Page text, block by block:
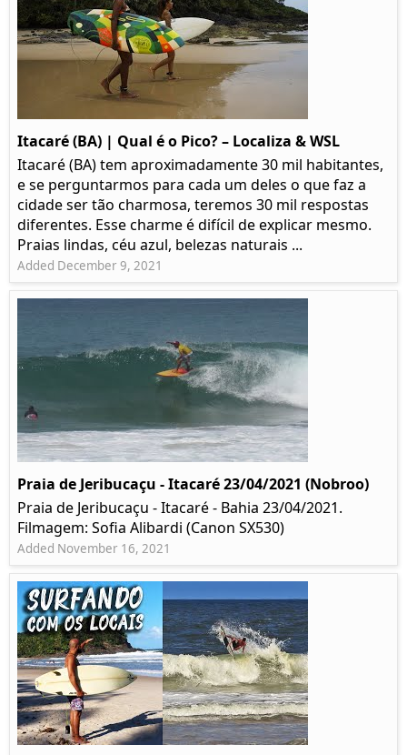
Itacaré (BA) | Qual é o Pico? – Localiza & WSL​​
Itacaré (BA) tem aproximadamente 30 mil habitantes,
e se perguntarmos para cada um deles o que faz a
cidade ser tão charmosa, teremos 30 mil respostas
diferentes. Esse charme é difícil de explicar mesmo.
Praias lindas, céu azul, belezas naturais ...
Added December 9, 2021
Praia de Jeribucaçu - Itacaré 23/04/2021 (Nobroo)
Praia de Jeribucaçu - Itacaré - Bahia 23/04/2021.
Filmagem: Sofia Alibardi (Canon SX530)
Added November 16, 2021